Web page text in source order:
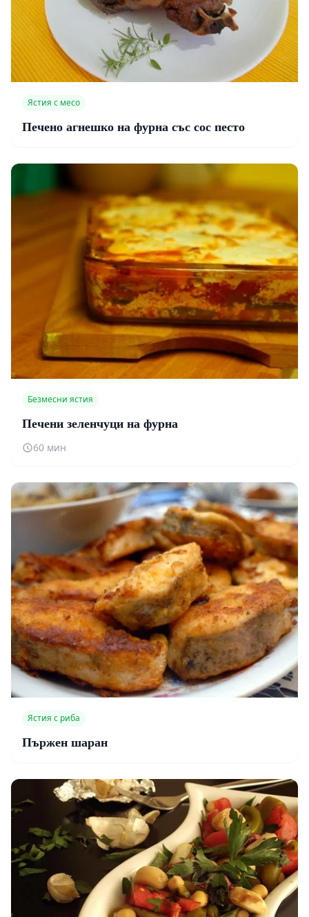
Ястия с месо
Печено агнешко на фурна със сос песто
Безмесни ястия
Печени зеленчуци на фурна
60 мин
Ястия с риба
Пържен шаран